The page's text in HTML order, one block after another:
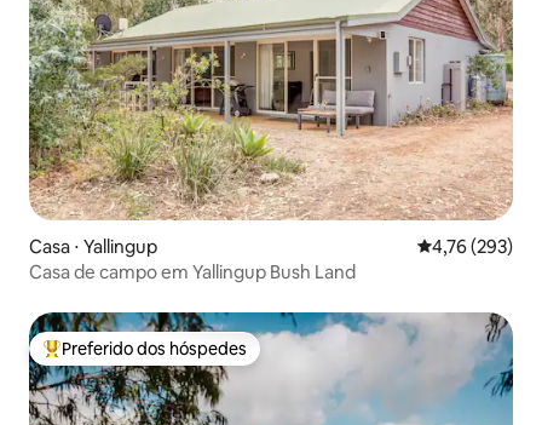
Casa ⋅ Yallingup 4,76 de uma
4,76 (293)
Casa de campo em Yallingup Bush Land
Entre os melhores preferidos dos hóspedes
Preferido dos hóspedes